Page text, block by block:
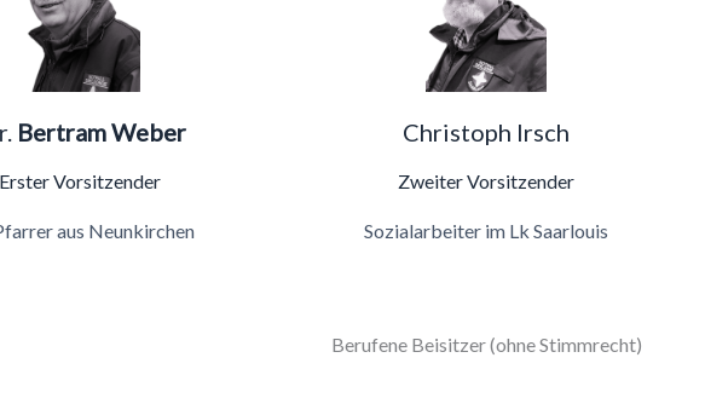
Bertram Weber
Erster Vorsitzender
aus Neunkirchen
Christoph Irsch
Zweiter Vorsitzender
Sozialarbeiter im Lk Saarlouis
Berufene Beisitzer (ohne Stimmrecht)